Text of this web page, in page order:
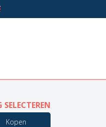
SELECTEREN
Kopen